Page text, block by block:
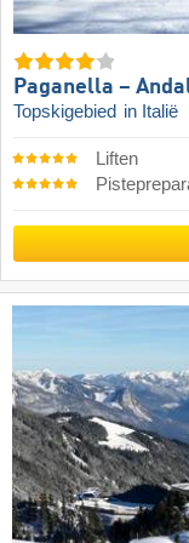
Paganella –
Topskigebied in Italië
Liften